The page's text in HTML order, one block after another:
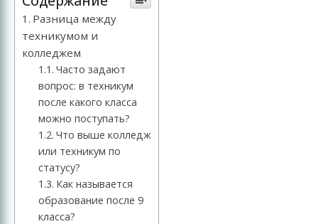
Разница между
техникумом и
колледжем
Часто задают
вопрос: в техникум
после какого класса
можно поступать?
Что выше колледж
или техникум по
статусу?
Как называется
образование после 9
класса?